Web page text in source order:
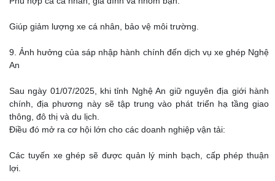
Giúp giảm lượng xe cá nhân, bảo vệ môi trường.
9. Ảnh hưởng của sáp nhập hành chính đến dịch vụ xe ghép Nghệ
An
Sau ngày 01/07/2025, khi tỉnh Nghệ An giữ nguyên địa giới hành
chính, địa phương này sẽ tập trung vào phát triển hạ tầng giao
thông, đô thị và du lịch.
Điều đó mở ra cơ hội lớn cho các doanh nghiệp vận tải:
Các tuyến xe ghép sẽ được quản lý minh bạch, cấp phép thuận
lợi.